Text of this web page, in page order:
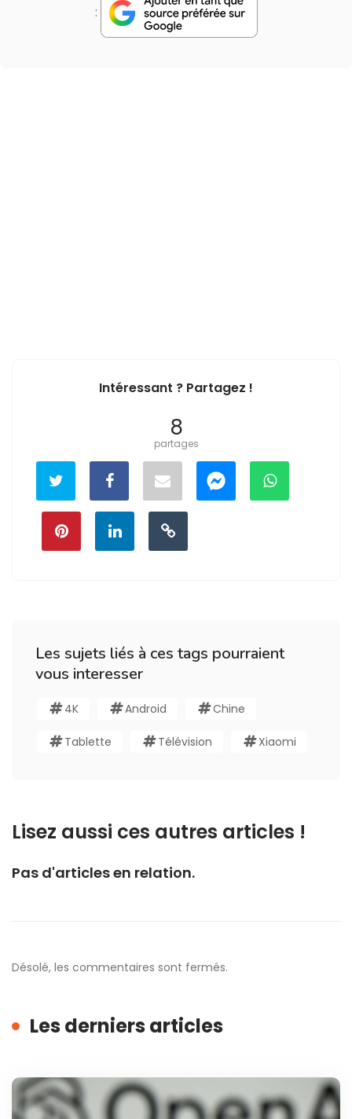
:
Intéressant ? Partagez !
8
partages
Les sujets liés à ces tags pourraient
vous interesser
4K Android Chine
Tablette Télévision Xiaomi
Lisez aussi ces autres articles !
Pas d'articles en relation.
Désolé, les commentaires sont fermés.
Les derniers articles